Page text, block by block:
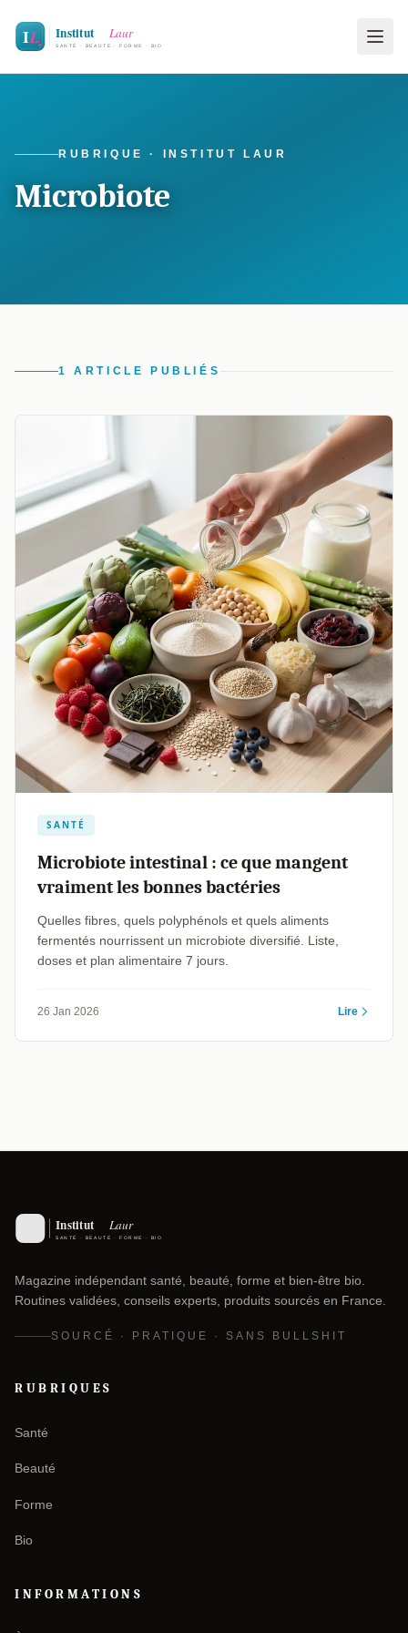
RUBRIQUE · INSTITUT LAUR
Microbiote
1 ARTICLE PUBLIÉS
SANTÉ
Microbiote intestinal : ce que mangent
vraiment les bonnes bactéries
Quelles fibres, quels polyphénols et quels aliments
fermentés nourrissent un microbiote diversifié. Liste,
doses et plan alimentaire 7 jours.
26 Jan 2026 Lire
Magazine indépendant santé, beauté, forme et bien-être bio.
Routines validées, conseils experts, produits sourcés en France.
SOURCÉ · PRATIQUE · SANS BULLSHIT
RUBRIQUES
Santé
Beauté
Forme
Bio
INFORMATIONS